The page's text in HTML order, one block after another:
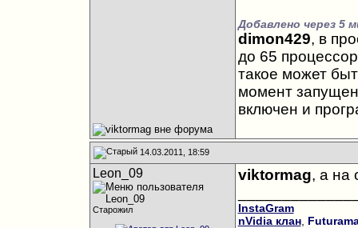
Добавлено через 5
dimon429, в
до 65
такое может
момент
включен и
14.03.2011, 18:59
Leon_09
Старожил
viktormag, а на
InstaGram
nVidia клан,